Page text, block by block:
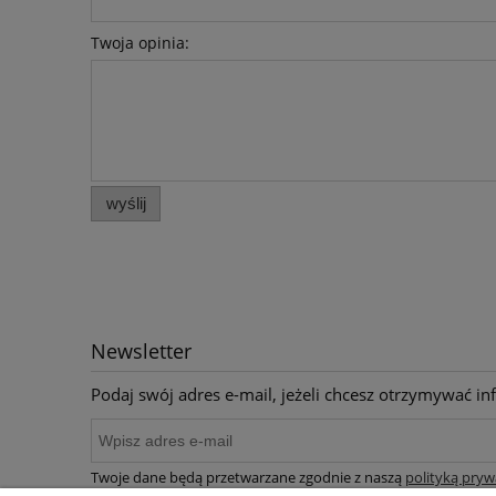
Twoja opinia:
wyślij
Newsletter
Podaj swój adres e-mail, jeżeli chcesz otrzymywać
Twoje dane będą przetwarzane zgodnie z naszą polityką